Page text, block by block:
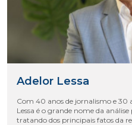
Adelor Lessa
Com 40 anos de jornalismo e 30
Lessa é o grande nome da
tratando dos principais fatos da